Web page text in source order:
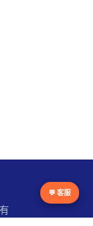
💬 客服